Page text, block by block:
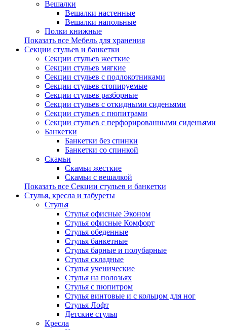
Вешалки
Вешалки настенные
Вешалки напольные
Полки книжные
Показать все Мебель для хранения
Секции стульев и банкетки
Секции стульев жесткие
Секции стульев мягкие
Секции стульев с подлокотниками
Секции стульев стопируемые
Секции стульев разборные
Секции стульев с откидными сиденьями
Секции стульев с пюпитрами
Секции стульев с перфорированными сиденьями
Банкетки
Банкетки без спинки
Банкетки со спинкой
Скамьи
Скамьи жесткие
Скамьи с вешалкой
Показать все Секции стульев и банкетки
Стулья, кресла и табуреты
Стулья
Стулья офисные Эконом
Стулья офисные Комфорт
Стулья обеденные
Стулья банкетные
Стулья барные и полубарные
Стулья складные
Стулья ученические
Стулья на полозьях
Стулья с пюпитром
Стулья винтовые и с кольцом для ног
Стулья Лофт
Детские стулья
Кресла